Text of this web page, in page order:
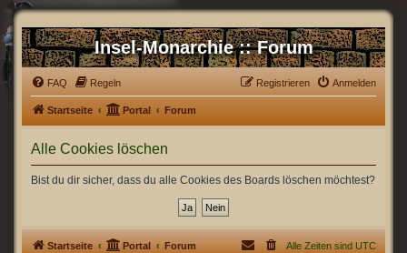
Insel-Monarchie :: Forum
FAQ Regeln Anmelden
Registrieren
Startseite Portal Forum
Alle Cookies löschen
Bist du dir sicher, dass du alle Cookies des Boards löschen möchtest?
Startseite Portal Forum Alle Zeiten sind UTC